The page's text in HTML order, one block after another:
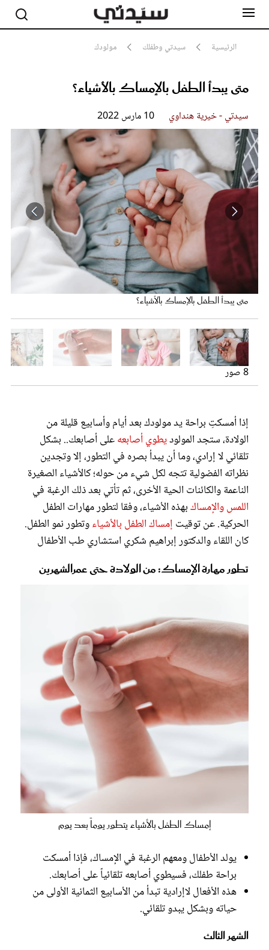
الرئيسية سيدتي وطفلك مولودك
متى يبدأ الطفل بالإمساك بالأشياء؟
سيدتي - خيرية هنداوي 10 مارس 2022
متى يبدأ الطفل بالإمساك بالأشياء؟
يبدأ الإمساك بالأشياء في الشهر الرابع
يطوي الطفل أصابعة بشكل لا إرادي
تطور مهارة أصابع الطفل الحركية
الطفل يقبض على القماش بيده
الطفل يمسك بأصابع يد أمه
طفل يمسك بإحكام مكعبات صغيرة
متى يبدأ الطفل بالإمساك بالأشياء؟
8 صور
إذا أمسكتِ براحة يد مولودك بعد أيام وأسابيع قليلة من
الولادة، ستجد المولوديطوي أصابعهعلى أصابعك.. بشكل
تلقائي لا إرادي، وما أن يبدأ بصره في التطور، إلا وتجدين
نظراته الفضولية تتجه لكل شيء من حوله؛ كالأشياء الصغيرة
الناعمة والكائنات الحية الأخرى، ثم تأتي بعد ذلك الرغبة في
اللمس والإمساكبهذه الأشياء، وفقا لتطور مهارات الطفل
الحركية. عن توقيت إمساك الطفل بالأشياءوتطور نمو الطفل.
كان اللقاء والدكتور إبراهيم شكري استشاري طب الأطفال
تطور مهارة الإمساك: من الولادة حتى عمرالشهرين
إمساك الطفل بالأشياء يتطور يوماً بعد يوم
يولد الأطفال ومعهم الرغبة في الإمساك، فإذا أمسكت
براحة طفلك، فسيطوي أصابعه تلقائياً على أصابعك.
هذه الأفعال لاإرادية تبدأ من الأسابيع الثمانية الأولى من
حياته وبشكل يبدو تلقائي.
الشهر الثالث
مشاهير
أناقة
جمال
صحة ورشاقة
سيدتي وطفلك
لايف ستايل
بلس+
فيديو
مطبخ سيدتي
مقالات الرأي
ستايل
تقارير
عروس سيدتي
مجلة سيدتي
غلاف رقمي